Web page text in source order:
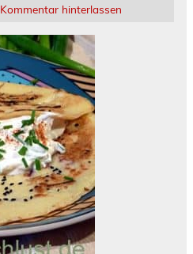
Kommentar hinterlassen